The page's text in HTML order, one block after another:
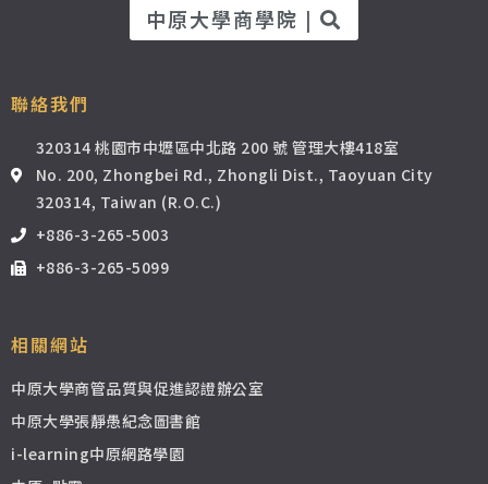
中原大學商學院 |
聯絡我們
320314 桃園市中壢區中北路 200 號 管理大樓418室
No. 200, Zhongbei Rd., Zhongli Dist., Taoyuan City
320314, Taiwan (R.O.C.)
+886-3-265-5003
+886-3-265-5099
相關網站
中原大學商管品質與促進認證辦公室
中原大學張靜愚紀念圖書館
i-learning中原網路學園